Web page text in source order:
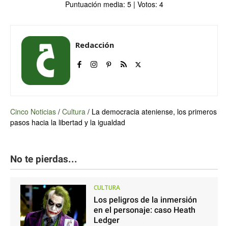
Puntuación media: 5| Votos: 4
Redacción
Cinco Noticias / Cultura / La democracia ateniense, los primeros
pasos hacia la libertad y la igualdad
No te pierdas...
CULTURA
Los peligros de la inmersión
en el personaje: caso Heath
Ledger